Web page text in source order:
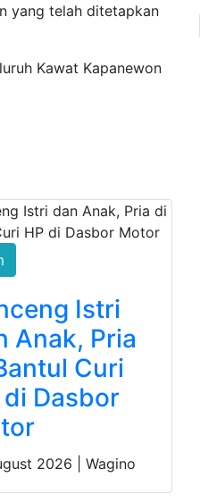
yang telah ditetapkan
Kawat Kapanewon
Istri
Anak, Pria
Curi
di Dasbor
2026 | Wagino